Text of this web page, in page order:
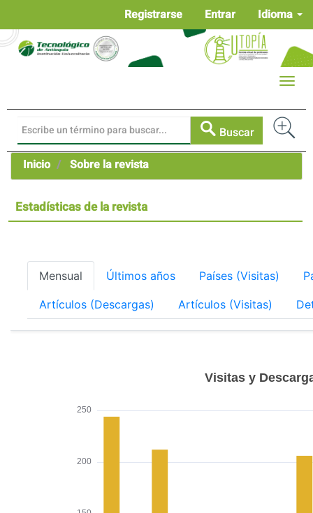
Contenido
principal
Idioma
Registrarse Entrar
Buscar
Toggle
Inicio Sobre la revista
Estadísticas de la revista